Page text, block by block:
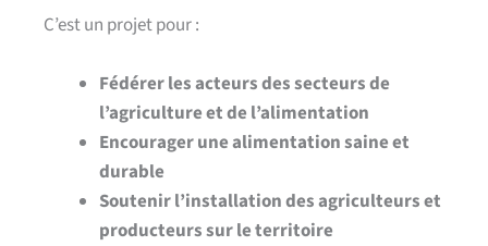
C’est un projet pour :
Fédérer les acteurs des secteurs de
l’agriculture et de l’alimentation
Encourager une alimentation saine et
durable
Soutenir l’installation des agriculteurset
producteurs sur le territoire